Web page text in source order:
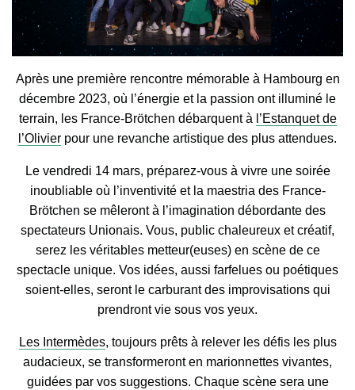
Après une première rencontre mémorable à Hambourg en
décembre 2023, où l’énergie et la passion ont illuminé le
terrain, les France-Brötchen débarquent à l’Estanquet de
l’Olivier pour une revanche artistique des plus attendues.
Le vendredi 14 mars, préparez-vous à vivre une soirée
inoubliable où l’inventivité et la maestria des France-
Brötchen se mêleront à l’imagination débordante des
spectateurs Unionais. Vous, public chaleureux et créatif,
serez les véritables metteur(euses) en scène de ce
spectacle unique. Vos idées, aussi farfelues ou poétiques
soient-elles, seront le carburant des improvisations qui
prendront vie sous vos yeux.
Les Intermèdes, toujours prêts à relever les défis les plus
audacieux, se transformeront en marionnettes vivantes,
guidées par vos suggestions. Chaque scène sera une